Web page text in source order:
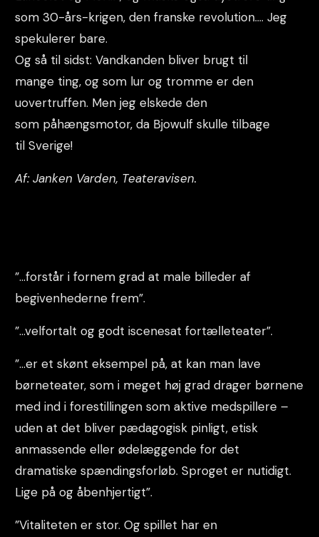
som 30-års-krigen, den franske revolution…. Jeg
spekulerer bare.
Og så til sidst: Vandkanden bliver brugt til
mange ting, og som lur og tromme er den
uovertruffen. Men jeg elskede den
som påhængsmotor, da Bjowulf skulle tilbage
til Sverige!
Af: Janken Varden, Teateravisen.
”…forstår i fornem grad at male billeder af
begivenhederne frem”.
”…velfortalt og godt iscenesat fortælleteater”.
”…er et skønt eksempel på, at kan man lave
børneteater, som i meget høj grad drager børnene
med ind i forestillingen som aktive medspillere –
uden at det bliver pædagogisk pinligt, etisk
anmassende eller ødelæggende for det
dramatiske spændingsforløb. Sproget er nutidigt.
Lige på og åbenhjertigt”.
”Vitaliteten er stor. Og spillet har en